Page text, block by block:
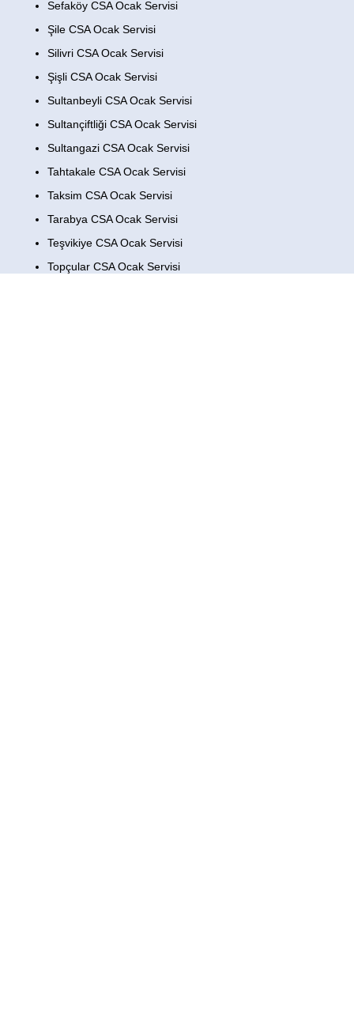
Sefaköy CSA Ocak Servisi
Şile CSA Ocak Servisi
Silivri CSA Ocak Servisi
Şişli CSA Ocak Servisi
Sultanbeyli CSA Ocak Servisi
Sultançiftliği CSA Ocak Servisi
Sultangazi CSA Ocak Servisi
Tahtakale CSA Ocak Servisi
Taksim CSA Ocak Servisi
Tarabya CSA Ocak Servisi
Teşvikiye CSA Ocak Servisi
Topçular CSA Ocak Servisi